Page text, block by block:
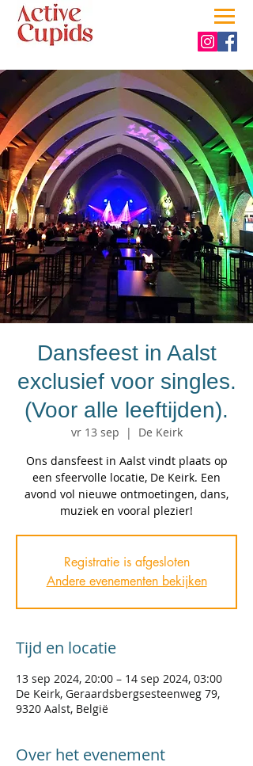
Dansfeest in Aalst
exclusief voor singles.
(Voor alle leeftijden).
vr 13 sep
  |
De Keirk
Ons dansfeest in Aalst vindt plaats op
een sfeervolle locatie, De Keirk. Een
avond vol nieuwe ontmoetingen, dans,
muziek en vooral plezier!
Registratie is afgesloten
Andere evenementen bekijken
Tijd en locatie
13 sep 2024, 20:00 – 14 sep 2024, 03:00
De Keirk, Geraardsbergsesteenweg 79,
9320 Aalst, België
Over het evenement